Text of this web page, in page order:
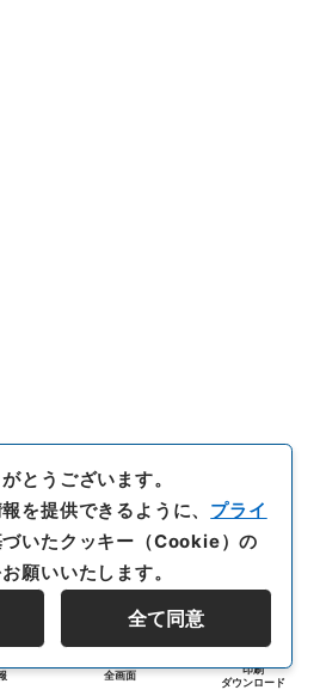
全画面
印刷
ダウンロード
とうございます。
を提供できるように、 プライ
づいたクッキー（Cookie）の
願いいたします。
全て同意